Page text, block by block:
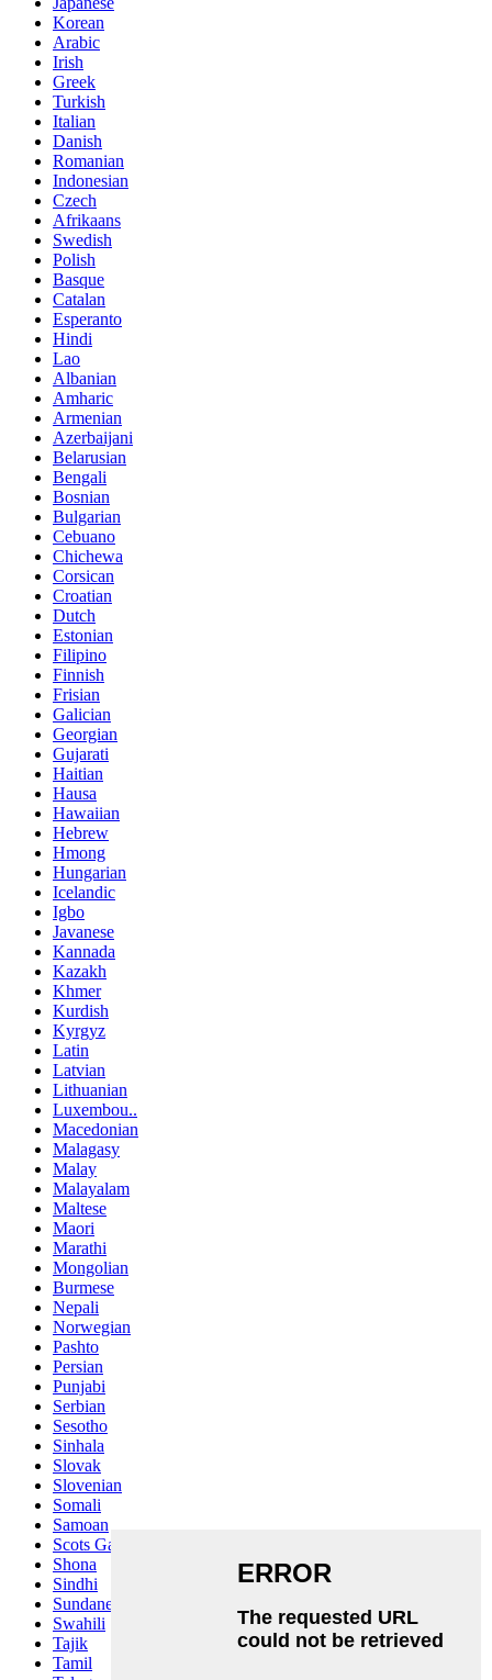
Korean
Arabic
Irish
Greek
Turkish
Italian
Danish
Romanian
Indonesian
Czech
Afrikaans
Swedish
Polish
Basque
Catalan
Esperanto
Hindi
Lao
Albanian
Amharic
Armenian
Azerbaijani
Belarusian
Bengali
Bosnian
Bulgarian
Cebuano
Chichewa
Corsican
Croatian
Dutch
Estonian
Filipino
Finnish
Frisian
Galician
Georgian
Gujarati
Haitian
Hausa
Hawaiian
Hebrew
Hmong
Hungarian
Icelandic
Igbo
Javanese
Kannada
Kazakh
Khmer
Kurdish
Kyrgyz
Latin
Latvian
Lithuanian
Luxembou..
Macedonian
Malagasy
Malay
Malayalam
Maltese
Maori
Marathi
Mongolian
Burmese
Nepali
Norwegian
Pashto
Persian
Punjabi
Serbian
Sesotho
Sinhala
Slovak
Slovenian
Somali
Samoan
Scots Gaelic
Shona
Sindhi
Sundanese
Swahili
Tajik
Tamil